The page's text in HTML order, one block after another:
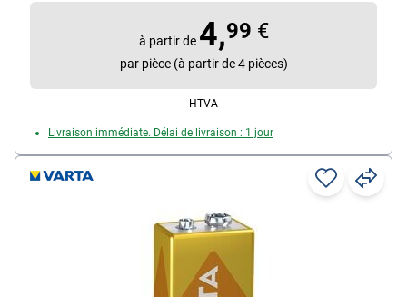
téléphone, lecteur MP3
Contenu par paquet : 1 pièce(s)
à partir de 4,99 €
par pièce (à partir de 4 pièces)
HTVA
Livraison immédiate. Délai de livraison : 1 jour